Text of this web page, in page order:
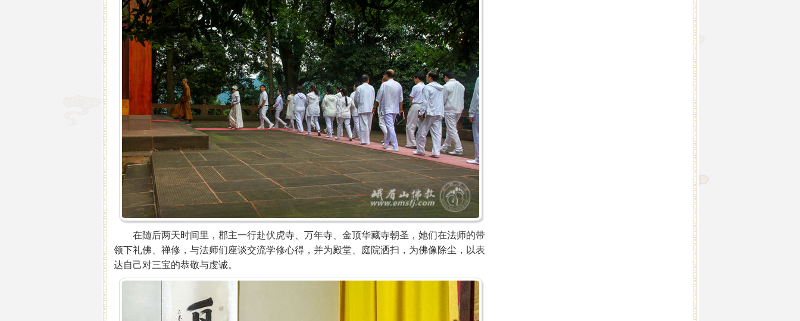
在随后两天时间里，郡主一行赴伏虎寺、万年寺、金顶华藏寺朝圣，她们在法师的带
领下礼佛、禅修，与法师们座谈交流学修心得，并为殿堂、庭院洒扫，为佛像除尘，以表
达自己对三宝的恭敬与虔诚。